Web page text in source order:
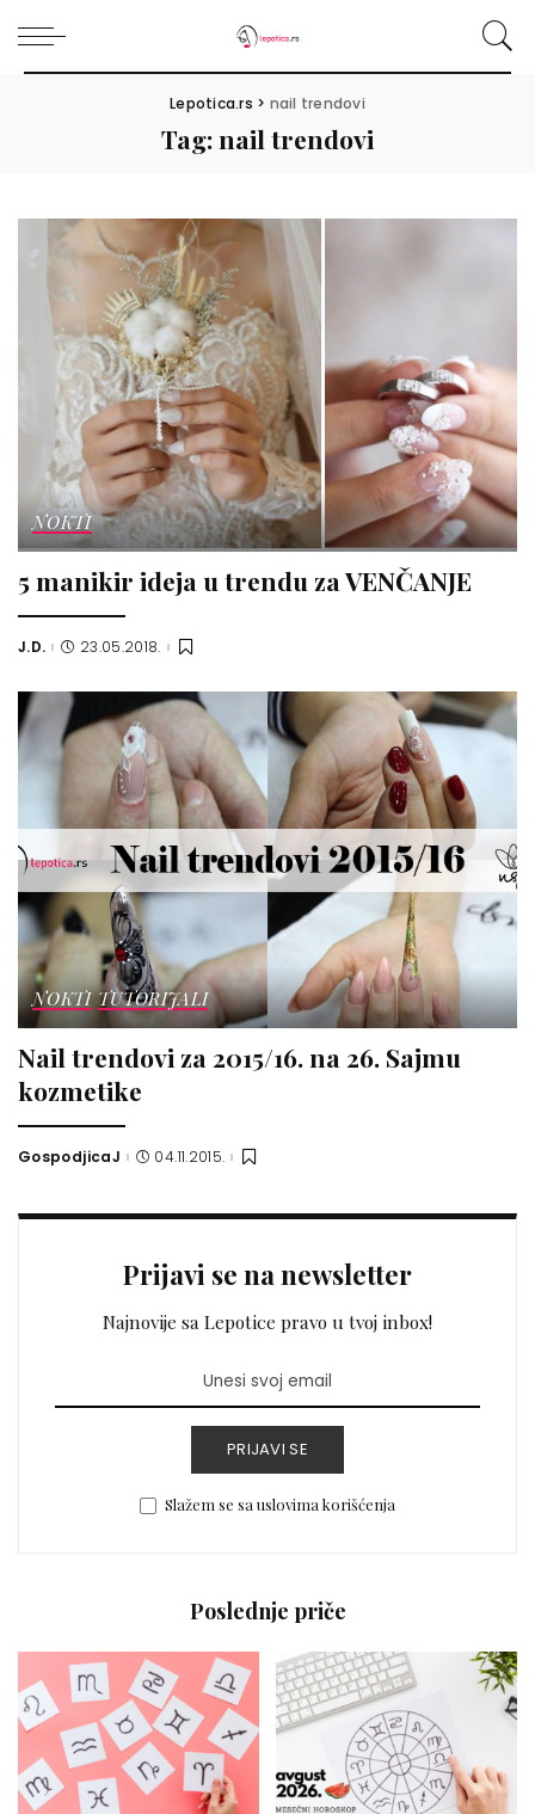
Lepotica.rs > nail trendovi
Tag:nail trendovi
NOKTI
5 manikir ideja u trendu za VENČANJE
Posted
J.D. 23.05.2018.
NOKTI TUTORIJALI
Nail trendovi za 2015/16. na 26. Sajmu
kozmetike
Posted
GospodjicaJ 04.11.2015.
Prijavi se na newsletter
Najnovije sa Lepotice pravo u tvoj inbox!
PRIJAVI SE
Slažem se sa uslovima korišćenja
Poslednje priče